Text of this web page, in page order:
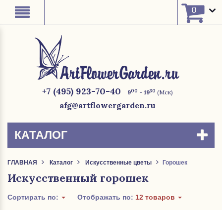
0
+7 (495) 923-70-40 900 - 1930 (Мск)
afg@artflowergarden.ru
КАТАЛОГ
ГЛАВНАЯ Каталог Искусственные цветы Горошек
Искусственный горошек
Сортирать по: Отображать по: 12 товаров